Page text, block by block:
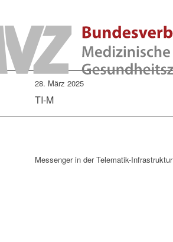
28. März 2025
TI-M
Messenger in der Telematik-Infrastruktur